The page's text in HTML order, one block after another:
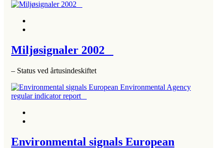
Miljøsignaler 2002
– Status ved årtusindeskiftet
Environmental signals European